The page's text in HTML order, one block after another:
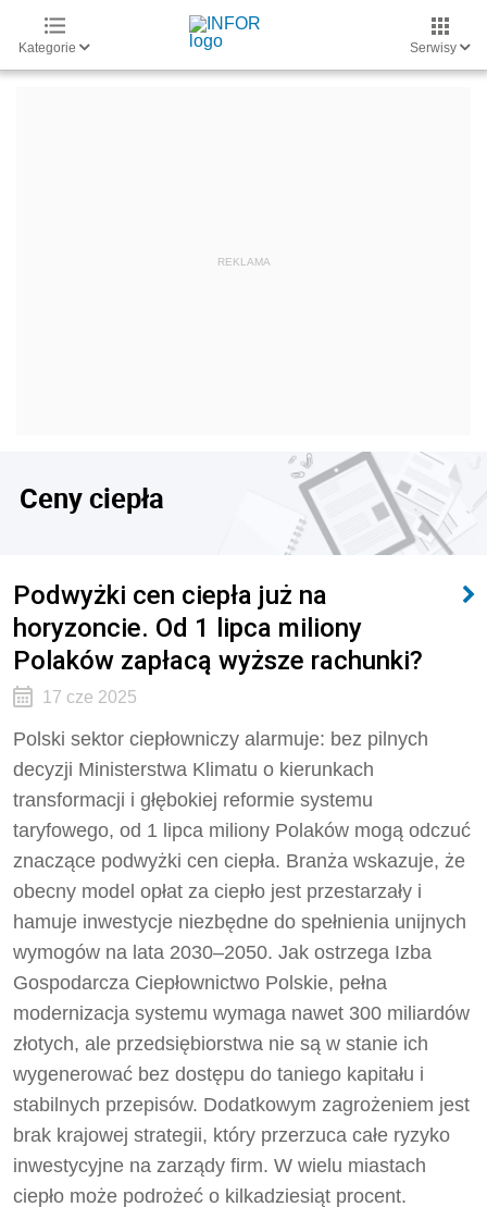
Kategorie Serwisy
Ceny ciepła
Podwyżki cen ciepła już na
horyzoncie. Od 1 lipca miliony
Polaków zapłacą wyższe rachunki?
17 cze 2025
Polski sektor ciepłowniczy alarmuje: bez pilnych
decyzji Ministerstwa Klimatu o kierunkach
transformacji i głębokiej reformie systemu
taryfowego, od 1 lipca miliony Polaków mogą odczuć
znaczące podwyżki cen ciepła. Branża wskazuje, że
obecny model opłat za ciepło jest przestarzały i
hamuje inwestycje niezbędne do spełnienia unijnych
wymogów na lata 2030–2050. Jak ostrzega Izba
Gospodarcza Ciepłownictwo Polskie, pełna
modernizacja systemu wymaga nawet 300 miliardów
złotych, ale przedsiębiorstwa nie są w stanie ich
wygenerować bez dostępu do taniego kapitału i
stabilnych przepisów. Dodatkowym zagrożeniem jest
brak krajowej strategii, który przerzuca całe ryzyko
inwestycyjne na zarządy firm. W wielu miastach
ciepło może podrożeć o kilkadziesiąt procent.